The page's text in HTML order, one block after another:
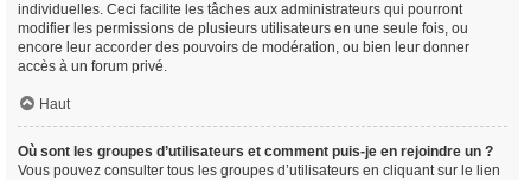
individuelles. Ceci facilite les tâches aux administrateurs qui pourront
modifier les permissions de plusieurs utilisateurs en une seule fois, ou
encore leur accorder des pouvoirs de modération, ou bien leur donner
accès à un forum privé.
Haut
Où sont les groupes d’utilisateurs et comment puis-je en rejoindre un ?
Vous pouvez consulter tous les groupes d’utilisateurs en cliquant sur le lien